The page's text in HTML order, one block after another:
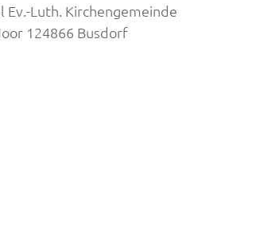
Luth. Kirchengemeinde
124866 Busdorf